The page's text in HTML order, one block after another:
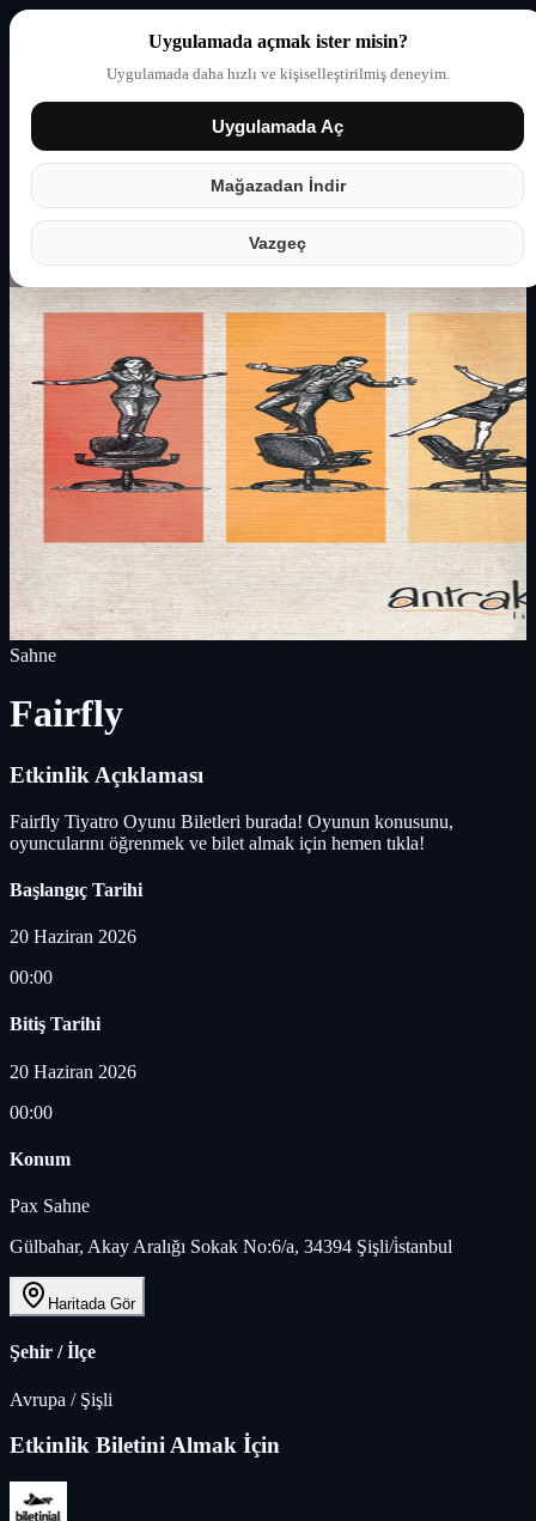
Uygulamada açmak ister misin?
Uygulamada daha hızlı ve kişiselleştirilmiş deneyim.
Uygulamada Aç
Mağazadan İndir
Vazgeç
Giriş yap Partner
Sahne
Fairfly
Etkinlik Açıklaması
Fairfly Tiyatro Oyunu Biletleri burada! Oyunun konusunu,
oyuncularını öğrenmek ve bilet almak için hemen tıkla!
Başlangıç Tarihi
20 Haziran 2026
00:00
Bitiş Tarihi
20 Haziran 2026
00:00
Konum
Pax Sahne
Gülbahar, Akay Aralığı Sokak No:6/a, 34394 Şişli/i̇stanbul
Haritada Gör
Şehir / İlçe
Avrupa / Şişli
Etkinlik Biletini Almak İçin